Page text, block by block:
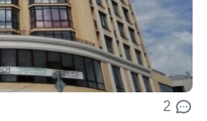
2